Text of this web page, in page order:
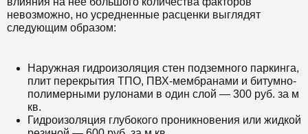
невозможно, но усредненные расценки выглядят
следующим образом:
Наружная гидроизоляция стен подземного паркинга,
плит перекрытия ТПО, ПВХ-мембранами и битумно-
полимерными рулонами в один слой — 300 руб. за м
кв.
Гидроизоляция глубокого проникновения или жидкой